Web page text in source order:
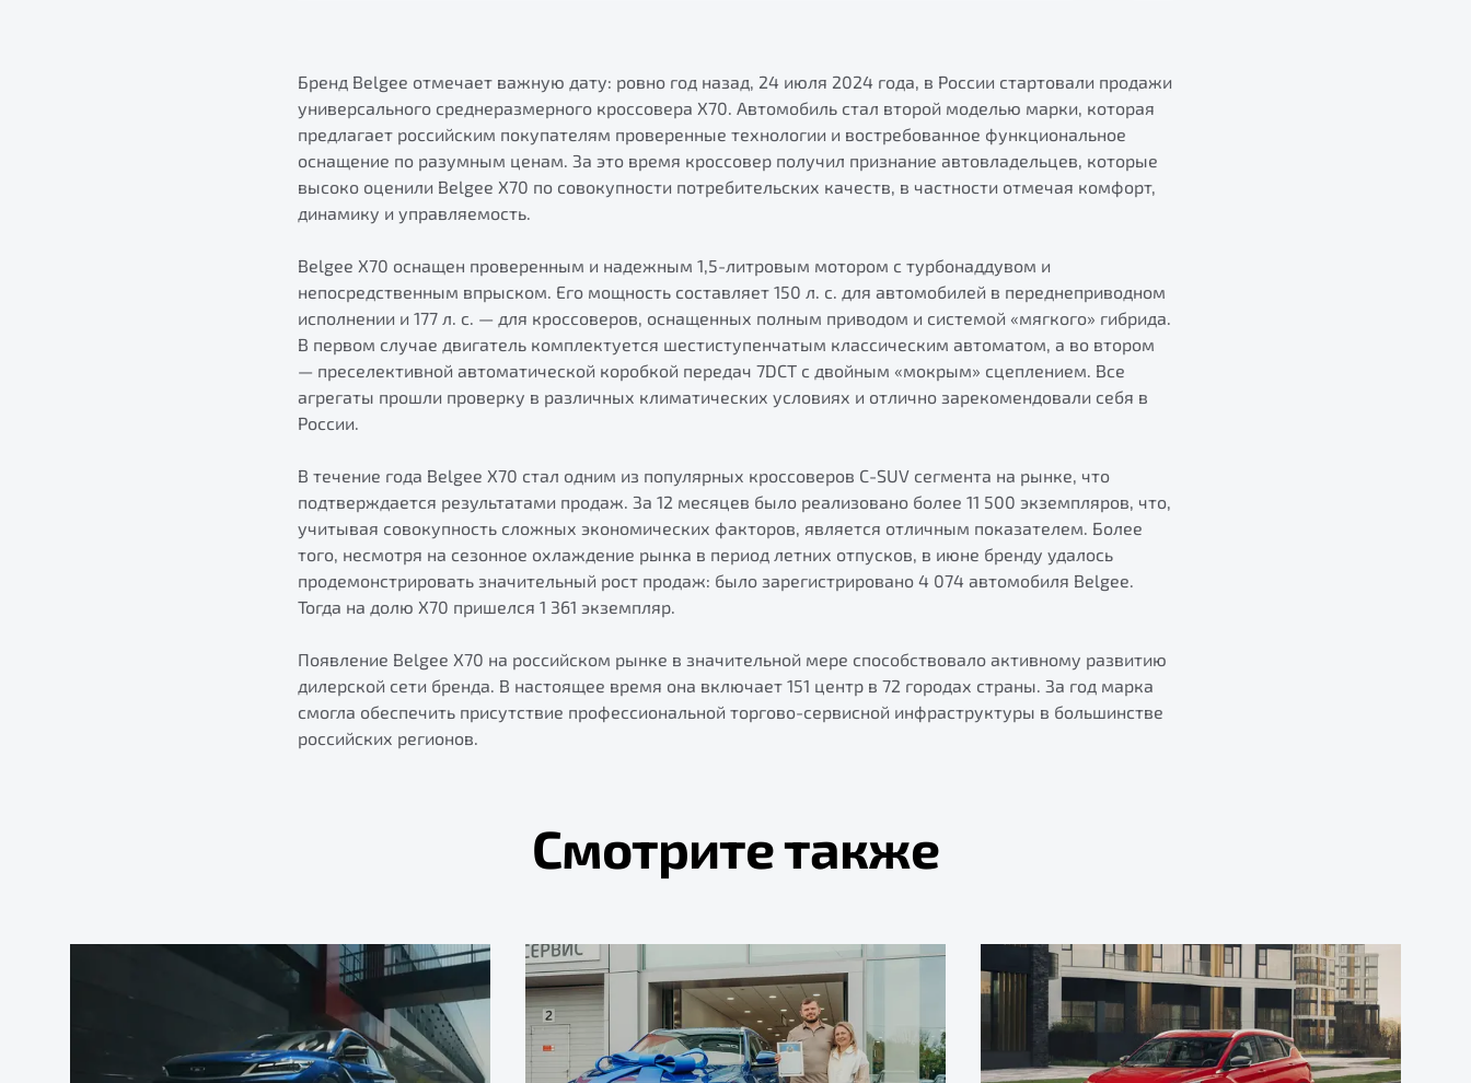
Бренд Belgee отмечает важную дату: ровно год назад, 24 июля 2024 года, в России стартовали продажи
универсального среднеразмерного кроссовера X70. Автомобиль стал второй моделью марки, которая
предлагает российским покупателям проверенные технологии и востребованное функциональное
оснащение по разумным ценам. За это время кроссовер получил признание автовладельцев, которые
высоко оценили Belgee X70 по совокупности потребительских качеств, в частности отмечая комфорт,
динамику и управляемость.
Belgee X70 оснащен проверенным и надежным 1,5-литровым мотором с турбонаддувом и
непосредственным впрыском. Его мощность составляет 150 л. с. для автомобилей в переднеприводном
исполнении и 177 л. с. — для кроссоверов, оснащенных полным приводом и системой «мягкого» гибрида.
В первом случае двигатель комплектуется шестиступенчатым классическим автоматом, а во втором
— преселективной автоматической коробкой передач 7DCT с двойным «мокрым» сцеплением. Все
агрегаты прошли проверку в различных климатических условиях и отлично зарекомендовали себя в
России.
В течение года Belgee X70 стал одним из популярных кроссоверов C-SUV сегмента на рынке, что
подтверждается результатами продаж. За 12 месяцев было реализовано более 11 500 экземпляров, что,
учитывая совокупность сложных экономических факторов, является отличным показателем. Более
того, несмотря на сезонное охлаждение рынка в период летних отпусков, в июне бренду удалось
продемонстрировать значительный рост продаж: было зарегистрировано 4 074 автомобиля Belgee.
Тогда на долю X70 пришелся 1 361 экземпляр.
Появление Belgee X70 на российском рынке в значительной мере способствовало активному развитию
дилерской сети бренда. В настоящее время она включает 151 центр в 72 городах страны. За год марка
смогла обеспечить присутствие профессиональной торгово-сервисной инфраструктуры в большинстве
российских регионов.
Смотрите также